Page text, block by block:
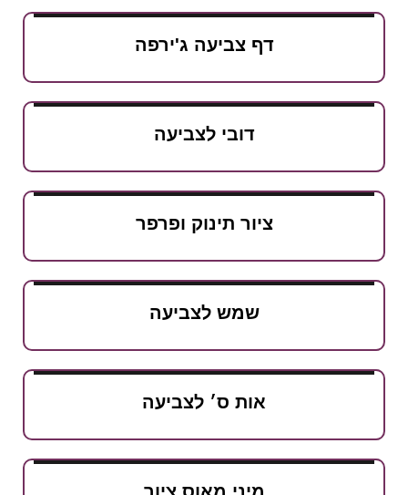
דף צביעה ג'ירפה
דובי לצביעה
ציור תינוק ופרפר
שמש לצביעה
אות ס׳ לצביעה